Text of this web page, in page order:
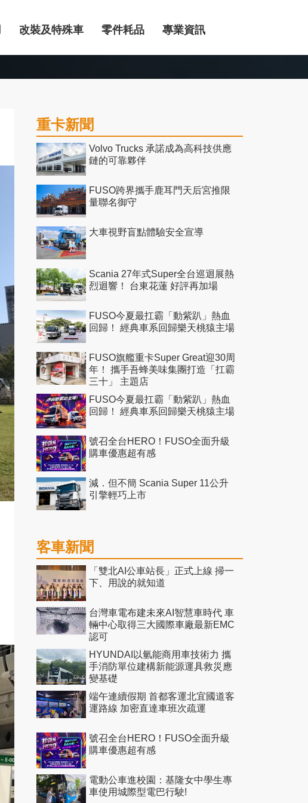
改裝及特殊車 零件耗品 專業資訊
重卡新聞
Volvo Trucks 承諾成為高科技供應
鏈的可靠夥伴
FUSO跨界攜手鹿耳門天后宮推限
量聯名御守
大車視野盲點體驗安全宣導
Scania 27年式Super全台巡迴展熱
烈迴響！ 台東花蓮 好評再加場
FUSO今夏最扛霸「動紫趴」熱血
回歸！ 經典車系回歸樂天桃猿主場
FUSO旗艦重卡Super Great迎30周
年！ 攜手吾蜂美味集團打造「扛霸
三十」 主題店
FUSO今夏最扛霸「動紫趴」熱血
回歸！ 經典車系回歸樂天桃猿主場
號召全台HERO！FUSO全面升級
購車優惠超有感
減．但不簡 Scania Super 11公升
引擎輕巧上市
客車新聞
「雙北AI公車站長」正式上線 掃一
下、用說的就知道
台灣車電布建未來AI智慧車時代 車
輛中心取得三大國際車廠最新EMC
認可
HYUNDAI以氫能商用車技術力 攜
手消防單位建構新能源運具救災應
變基礎
端午連續假期 首都客運北宜國道客
運路線 加密直達車班次疏運
號召全台HERO！FUSO全面升級
購車優惠超有感
電動公車進校園：基隆女中學生專
車使用城際型電巴行駛!